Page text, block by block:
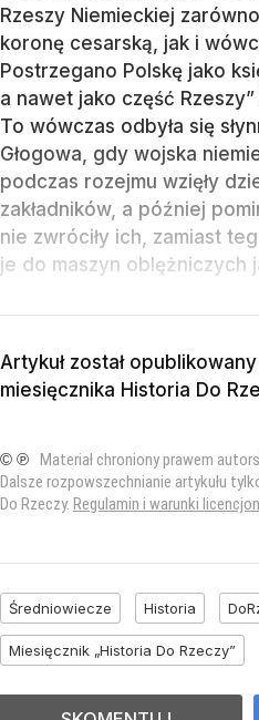
Rzeszy Niemieckiej
koronę cesarską, jak i
Postrzegano Polskę jako
a nawet jako część
To wówczas odbyła się
Głogowa, gdy wojska
podczas rozejmu wzięły
zakładników, a później
nie zwróciły ich, zamiast
je do maszyn oblężniczych
Artykuł został
miesięcznika Historia Do
© ℗ Materiał chroniony prawem
Dalsze rozpowszechnianie artykułu
Do Rzeczy. Regulamin i warunki
Średniowiecze Historia
Miesięcznik „Historia Do Rzeczy”